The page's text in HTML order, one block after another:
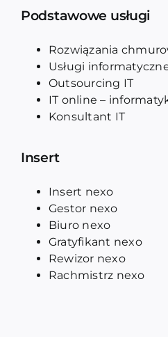
Podstawowe usługi
Rozwiązania
Usługi
Outsourcing IT
IT online –
Konsultant IT
Insert
Insert nexo
Gestor nexo
Biuro nexo
Gratyfikant nexo
Rewizor nexo
Rachmistrz nexo